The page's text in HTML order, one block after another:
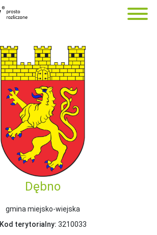
Dębno
gmina miejsko-wiejska
Kod terytorialny: 3210033